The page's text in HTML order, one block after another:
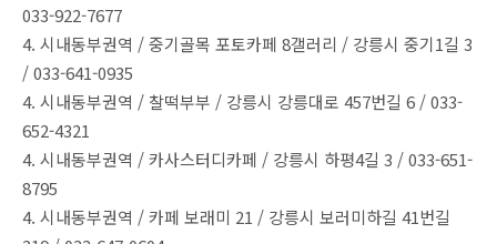
033-922-7677
4. 시내동부권역 / 중기골목 포토카페 8갤러리 / 강릉시 중기1길 3
/ 033-641-0935
4. 시내동부권역 / 찰떡부부 / 강릉시 강릉대로 457번길 6 / 033-
652-4321
4. 시내동부권역 / 카사스터디카페 / 강릉시 하평4길 3 / 033-651-
8795
4. 시내동부권역 / 카페 보래미 21 / 강릉시 보러미하길 41번길